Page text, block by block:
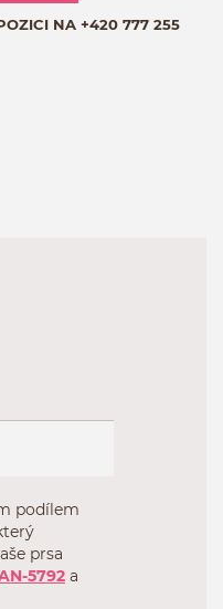
NA +420 777 255
podílem
prsa
5792 a